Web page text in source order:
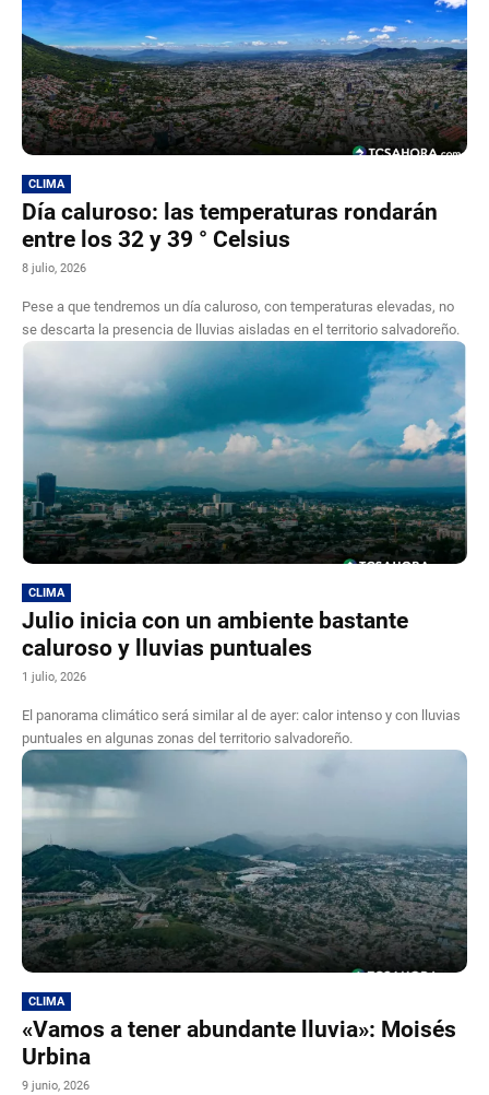
CLIMA
Día caluroso: las temperaturas rondarán
entre los 32 y 39 ° Celsius
8 julio, 2026
Pese a que tendremos un día caluroso, con temperaturas elevadas, no
se descarta la presencia de lluvias aisladas en el territorio salvadoreño.
CLIMA
Julio inicia con un ambiente bastante
caluroso y lluvias puntuales
1 julio, 2026
El panorama climático será similar al de ayer: calor intenso y con lluvias
puntuales en algunas zonas del territorio salvadoreño.
CLIMA
«Vamos a tener abundante lluvia»: Moisés
Urbina
9 junio, 2026